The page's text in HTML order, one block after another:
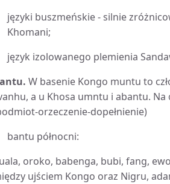
języki buszmeńskie - silnie
Khomani;
język izolowanego plemienia
W basenie Kongo muntu to
a u Khosa umntu i abantu.
orzeczenie-dopełnienie)
bantu północni:
oroko, babenga, bubi, fang,
ujściem Kongo oraz Nigru,